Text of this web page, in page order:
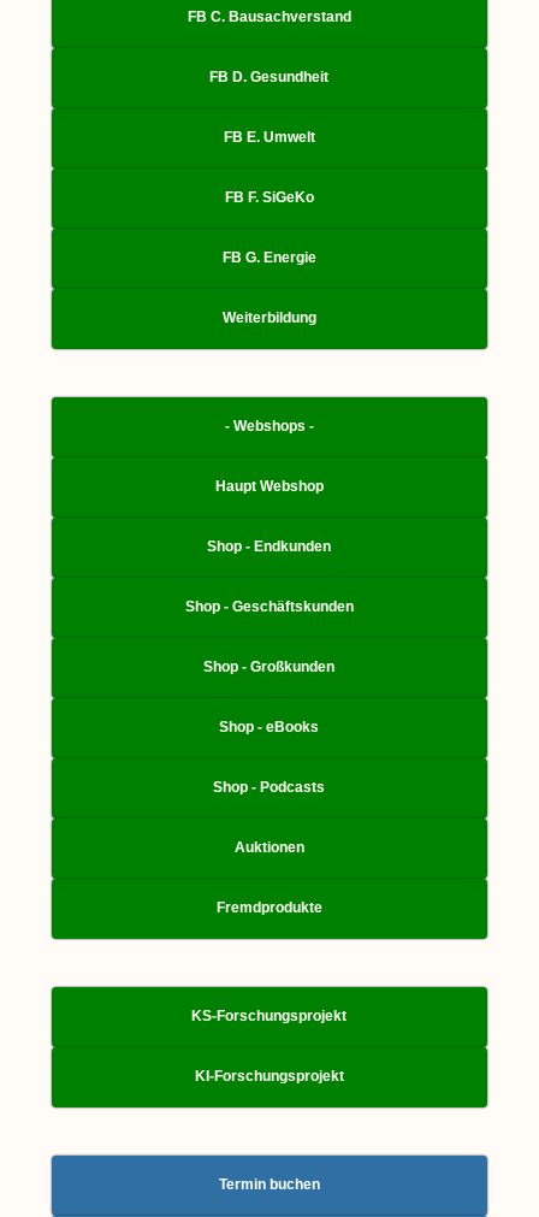
FB C. Bausachverstand
FB D. Gesundheit
FB E. Umwelt
FB F. SiGeKo
FB G. Energie
Weiterbildung
- Webshops -
Haupt Webshop
Shop - Endkunden
Shop - Geschäftskunden
Shop - Großkunden
Shop - eBooks
Shop - Podcasts
Auktionen
Fremdprodukte
KS-Forschungsprojekt
KI-Forschungsprojekt
Termin buchen